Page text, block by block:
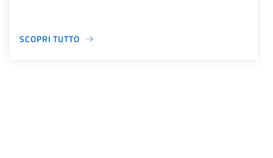
SCOPRI TUTTO